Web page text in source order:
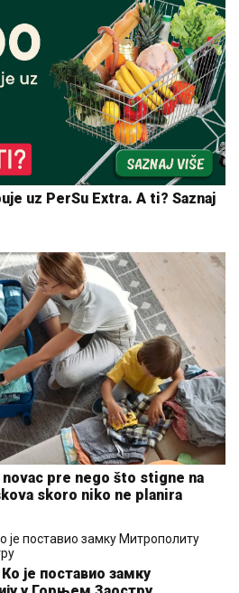
uz PerSu Extra. A ti? Saznaj
pre nego što stigne na
skoro niko ne planira
је поставио замку